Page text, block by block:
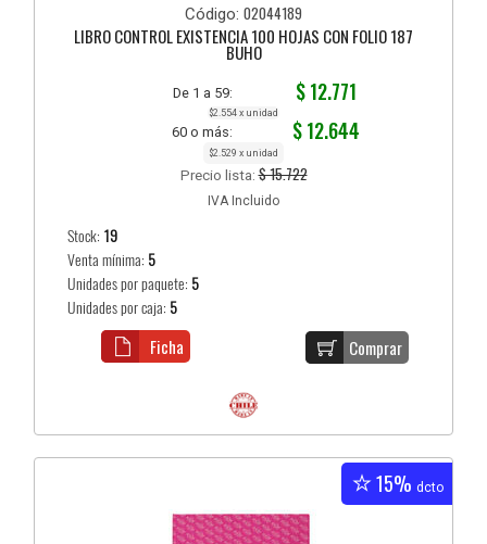
Código: 02044189
LIBRO CONTROL EXISTENCIA 100 HOJAS CON FOLIO 187
BUHO
De 1 a 59: $ 12.771
$2.554 x unidad
60 o más: $ 12.644
$2.529 x unidad
Precio lista:$ 15.722
IVA Incluido
Stock: 19
Venta mínima: 5
Unidades por paquete: 5
Unidades por caja: 5
Comprar
Ficha
15% dcto